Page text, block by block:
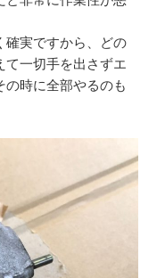
確実ですから、どの
て一切手を出さずエ
の時に全部やるのも